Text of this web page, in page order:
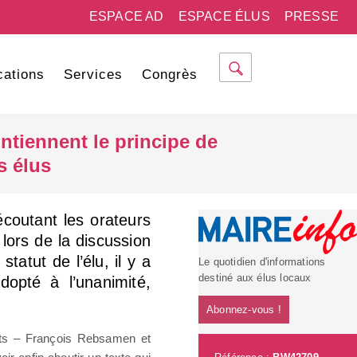
PRESSE
ESPACE ÉLUS
ESPACE AD
Services Congrès
le principe de
élus
les orateurs
de la discussion
de l’élu, il y a
à l’unanimité,
– François Rebsamen et
Le quotidien d'informations
destiné aux élus locaux
Abonnez-vous !